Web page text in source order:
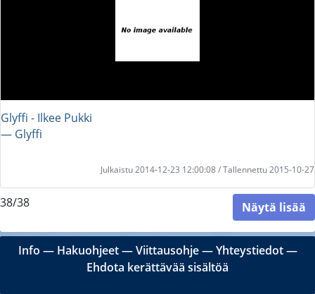
Glyffi - Ilkee Pukki
― Glyffi
Julkaistu 2014-12-23 12:00:08 / Tallennettu 2015-10-27
38/38 Näytä lisää
Info ― Hakuohjeet―Viittausohje―Yhteystiedot―
Ehdota kerättävää sisältöä